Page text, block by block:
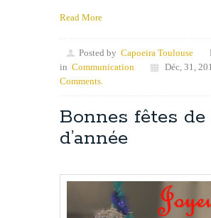
Read More
Posted by Capoeira Toulouse
in Communication Déc, 31,
Comments.
Bonnes fêtes
d’année